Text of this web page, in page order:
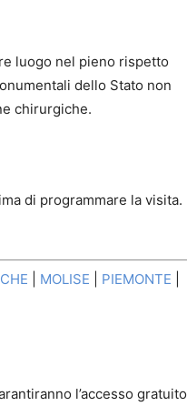
luogo nel pieno rispetto
dello Stato non
chirurgiche.
di programmare la visita.
MOLISE PIEMONTE
l’accesso gratuito